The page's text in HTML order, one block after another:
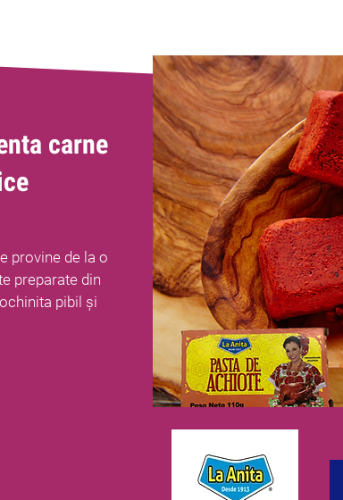
carne
provine de la o
preparate din
pibil și